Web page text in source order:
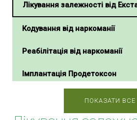
Лікування залежності від
Кодування від наркоманії
Реабілітація від наркоманії
Імплантація Продетоксон
Екстрена наркологічнаПОКАЗАТИ ВСЕ